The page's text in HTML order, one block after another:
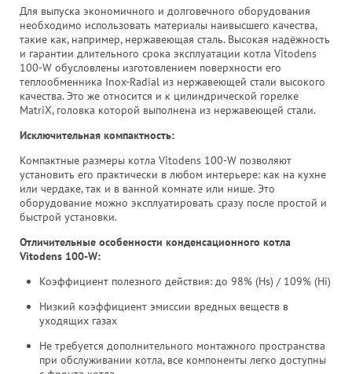
Для выпуска экономичного и долговечного оборудования
необходимо использовать материалы наивысшего качества,
такие как, например, нержавеющая сталь. Высокая надёжность
и гарантии длительного срока эксплуатации котла Vitodens
100-W обусловлены изготовлением поверхности его
теплообменника Inox-Radial из нержавеющей стали высокого
качества. Это же относится и к цилиндрической горелке
MatriX, головка которой выполнена из нержавеющей стали.
Исключительная компактность:
Компактные размеры котла Vitodens 100-W позволяют
установить его практически в любом интерьере: как на кухне
или чердаке, так и в ванной комнате или нише. Это
оборудование можно эксплуатировать сразу после простой и
быстрой установки.
Отличительные особенности конденсационного котла
Vitodens 100-W:
Коэффициент полезного действия: до 98% (Hs) / 109% (Hi)
Низкий коэффициент эмиссии вредных веществ в
уходящих газах
Не требуется дополнительного монтажного пространства
при обслуживании котла, все компоненты легко доступны